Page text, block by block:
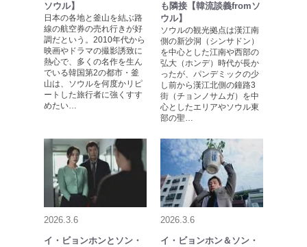
ソウル】
日本の各地と釜山を結ぶ路
線の航空券の売れ行きが好
調だという。2010年代から
映画やドラマの撮影誘致に
熱心で、多くの名作を生ん
でいる韓国第2の都市・釜
山は、ソウルを何度かリピ
ートした旅行者に強くすす
めたい…
も隣接【韓流談義fromソ
ウル】
ソウルの観光拠点は漢江南
側の新沙洞（シンサドン）
を中心とした江南や西部の
弘大（ホンデ）時代が長か
ったが、パンデミックの少
し前から漢江北側の鐘路3
街（チョンノサムガ）を中
心としたエリアやソウル東
部の聖…
2026.3.6
イ・ビョンホンとソン・
2026.3.6
イ・ビョンホン＆ソン・